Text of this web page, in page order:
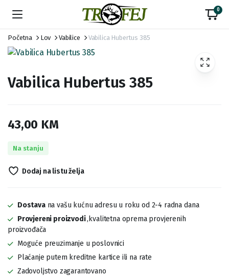
0
Početna Lov Vabilice Vabilica Hubertus 385
Vabilica Hubertus 385
43,00 KM
Na stanju
Dodaj na listu želja
Dostavana vašu kućnu adresu u roku od 2-4 radna dana
Provjereni proizvodi,kvalitetna oprema provjerenih
proizvođača
Moguće preuzimanje u poslovnici
Plaćanje putem kreditne kartice ili na rate
Zadovoljstvo zagarantovano